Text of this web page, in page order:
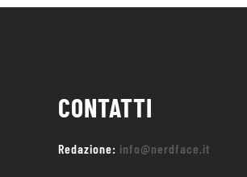
CONTATTI
Redazione: info@nerdface.it